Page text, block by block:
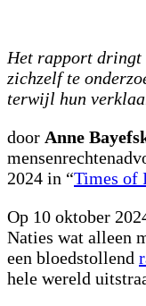
Het rapport dringt
zichzelf te
terwijl hun
door Anne
2024 in “Times of
Op 10 oktober
Naties wat alleen
een bloedstollend
hele wereld